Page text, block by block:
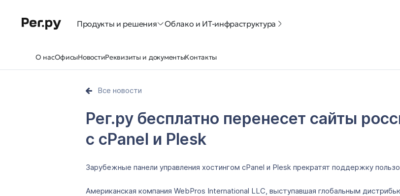
Продукты и решения Облако и ИТ-инфраструктура
О насОфисыНовостиРеквизиты и документыКонтакты
Все новости
Рег.ру бесплатно перенесет сайты
с cPanel и Plesk
Зарубежные панели управления хостингом cPanel и Plesk прекратят поддержку
Американская компания WebPros International LLC, выступавшая глобальным